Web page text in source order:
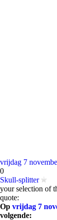
vrijdag 7
0
Skull-splitter
your selection of
quote:
Op vrijdag 7
volgende: